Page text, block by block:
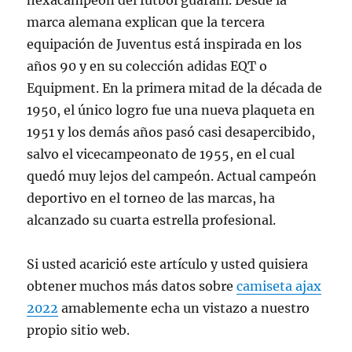
marca alemana explican que la tercera
equipación de Juventus está inspirada en los
años 90 y en su colección adidas EQT o
Equipment. En la primera mitad de la década de
1950, el único logro fue una nueva plaqueta en
1951 y los demás años pasó casi desapercibido,
salvo el vicecampeonato de 1955, en el cual
quedó muy lejos del campeón. Actual campeón
deportivo en el torneo de las marcas, ha
alcanzado su cuarta estrella profesional.
Si usted acarició este artículo y usted quisiera
obtener muchos más datos sobrecamiseta ajax
2022 amablemente echa un vistazo a nuestro
propio sitio web.